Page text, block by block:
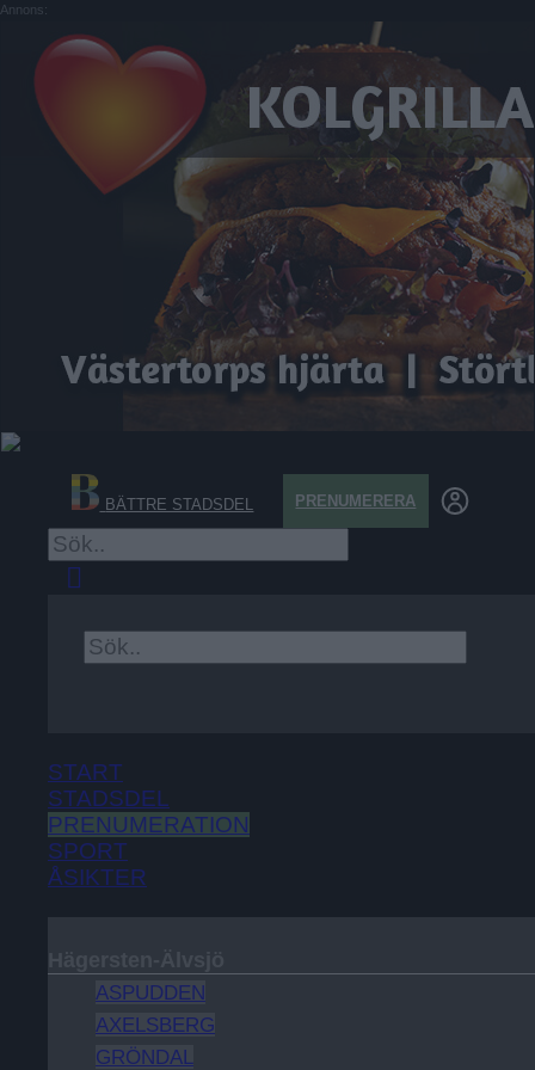
Annons:
BÄTTRE STADSDEL PRENUMERERA
START
STADSDEL
PRENUMERATION
SPORT
ÅSIKTER
ASPUDDEN
AXELSBERG
GRÖNDAL